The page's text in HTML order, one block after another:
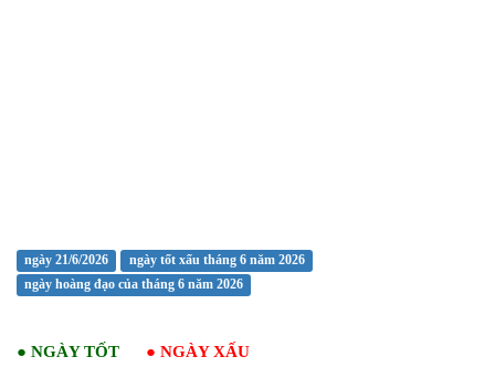
ngày 21/6/2026
ngày tốt xấu tháng 6 năm 2026
ngày hoàng đạo của tháng 6 năm 2026
● NGÀY TỐT ● NGÀY XẤU